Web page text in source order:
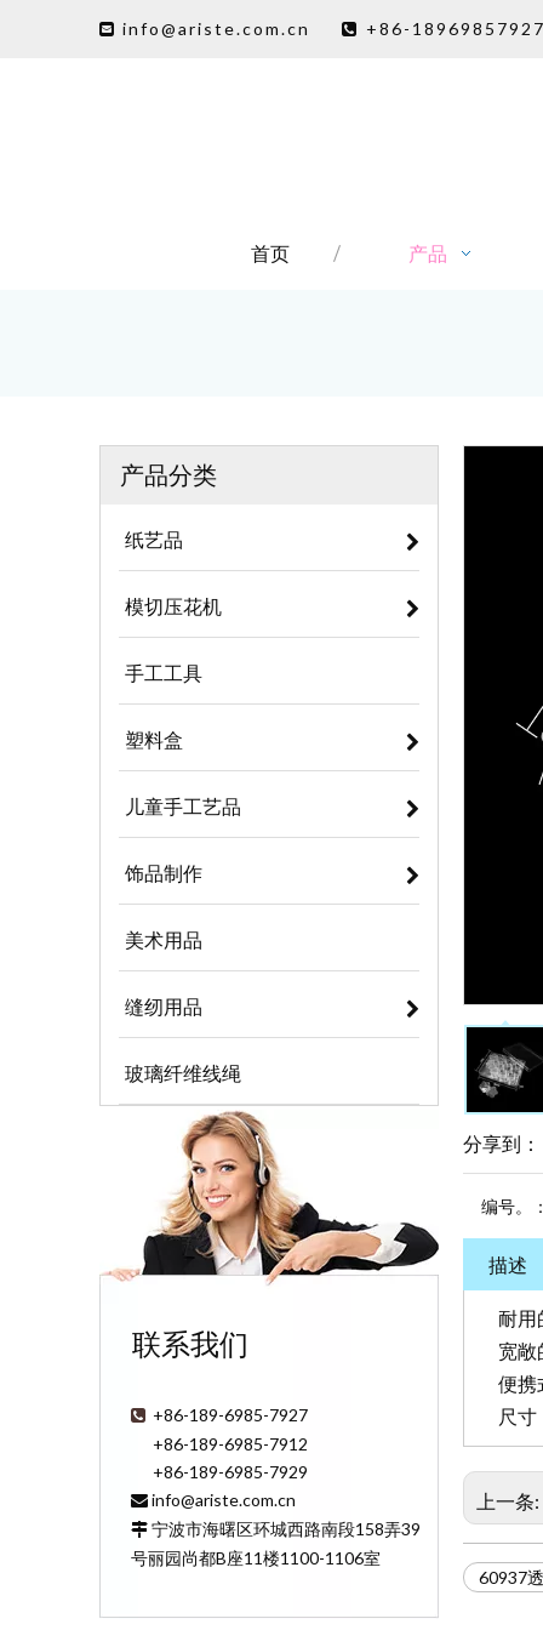
 info@ariste.com.cn  +86-
首页 产品
产品分类
纸艺品
模切压花机
手工工具
塑料盒
儿童手工艺品
饰品制作
美术用品
缝纫用品
玻璃纤维线绳
联系我们
 +86-189-6985-7927
+86-189-6985-7912
+86-189-6985-7929
 info@ariste.com.cn
 宁波市海曙区环城西路南段158弄39
号丽园尚都B座11楼1100-1106室
分享到：
编号。
描述
耐用
宽敞
便携
尺寸
上一条:
60937